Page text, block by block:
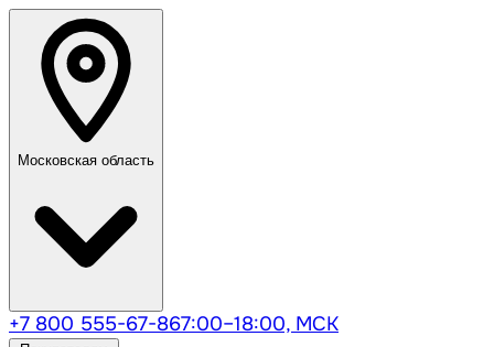
Московская область
+7 800 555-67-867:00–18:00, МСК